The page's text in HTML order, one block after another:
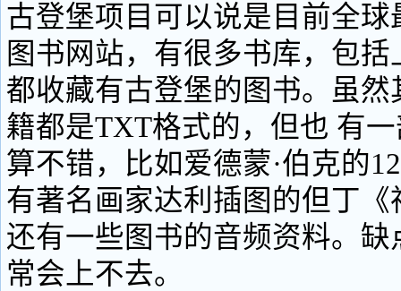
古登堡项目可以说是目前全
图书网站，有很多书库，包
都收藏有古登堡的图书。虽
籍都是TXT格式的，但也 有
算不错，比如爱德蒙·伯克的
有著名画家达利插图的但丁
还有一些图书的音频资料。
常会上不去。